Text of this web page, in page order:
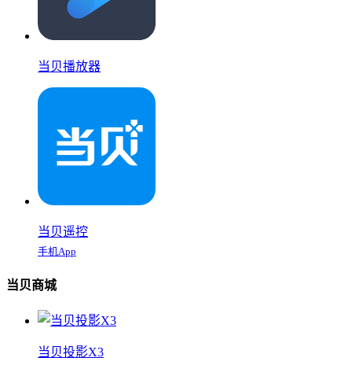
当贝播放器
当贝遥控
手机App
当贝商城
当贝投影X3